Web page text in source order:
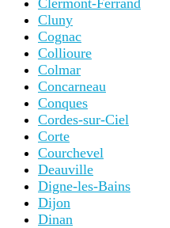
Clermont-Ferrand
Cluny
Cognac
Collioure
Colmar
Concarneau
Conques
Cordes-sur-Ciel
Corte
Courchevel
Deauville
Digne-les-Bains
Dijon
Dinan